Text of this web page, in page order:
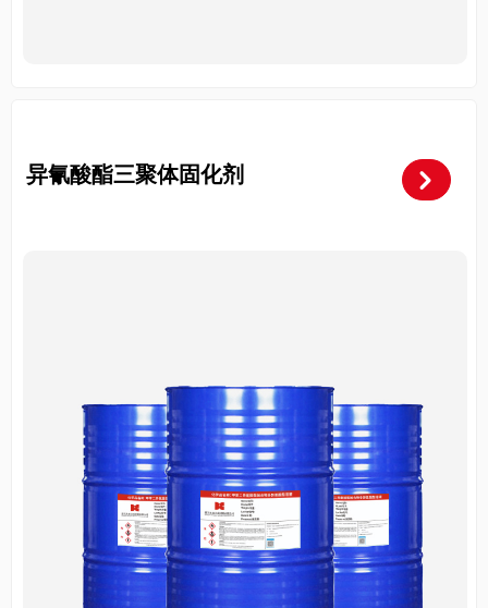
异氰酸酯加成物固化剂 낑
异氰酸酯三聚体固化剂 낑